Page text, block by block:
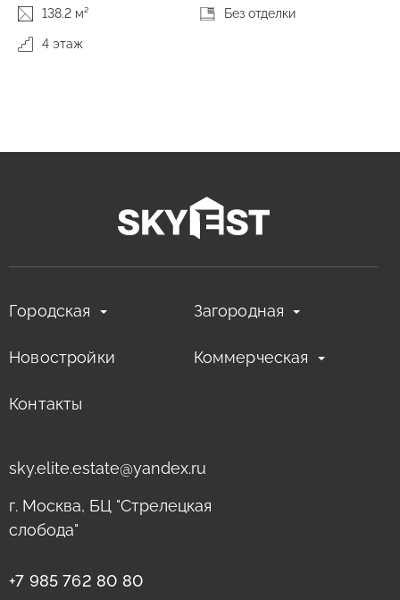
138.2 м² Без отделки
4 этаж
Городская Загородная
Новостройки Коммерческая
Контакты
sky.elite.estate@yandex.ru
г. Москва, БЦ "Стрелецкая
слобода"
+7 985 762 80 80